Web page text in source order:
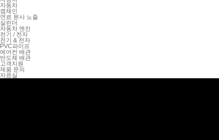
자동차
캠체인
연료 분사 노즐
실린더
자동차 엔진
전기 / 전자
전기 & 전자
PVC파이프
에어컨 배관
반도체 배관
고객지원
제품 문의
자료실